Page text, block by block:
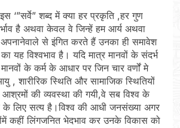
‘”सर्वे” शब्द में क्या हर प्रकृति ,हर गुण
है अथवा केवल वे जिन्हें हम आर्य अथवा
अपनानेवाले से इंगित करते हैं उनका ही समावेश
यह विश्वभाव है। यदि मात्र मानवों के संदर्भ
के कर्म के आधार पर जिन चार वर्णों मे
, शारीरिक स्थिति और सामाजिक स्थितियों
आश्रमों की व्यवस्था की गयी,वे सब विश्व के
के लिए सत्य है।विश्व की आधी जनसंख्या अगर
कहीं लिंगजनित भेदभाव कर उनके विकास को